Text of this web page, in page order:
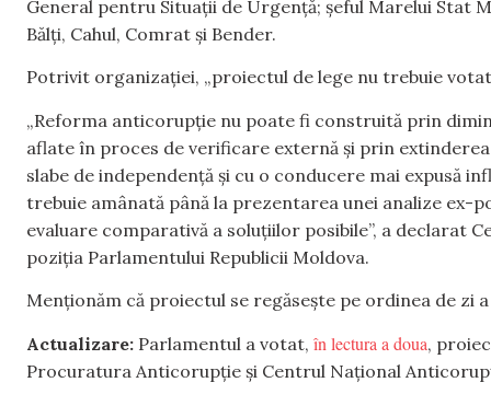
General pentru Situații de Urgență; șeful Marelui Stat
Bălți, Cahul, Comrat și Bender.
Potrivit organizației, „proiectul de lege nu trebuie
„Reforma anticorupție nu poate fi construită prin
aflate în proces de verificare externă și prin
slabe de independență și cu o conducere mai expusă
trebuie amânată până la prezentarea unei analize ex-
evaluare comparativă a soluțiilor posibile”, a declarat
poziția Parlamentului Republicii Moldova.
Menționăm că proiectul se regăsește pe ordinea de zi
Actualizare: Parlamentul a votat, în lectura a doua,
Procuratura Anticorupție și Centrul Național